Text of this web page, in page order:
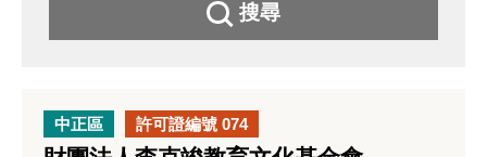
搜尋
中正區 許可證編號 074